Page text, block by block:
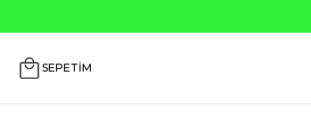
SEPETİM